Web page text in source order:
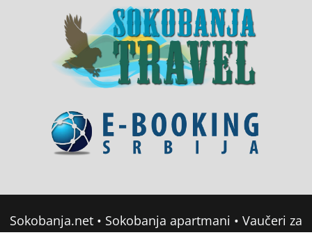
Sokobanja.net • Sokobanja apartmani • Vaučeri za